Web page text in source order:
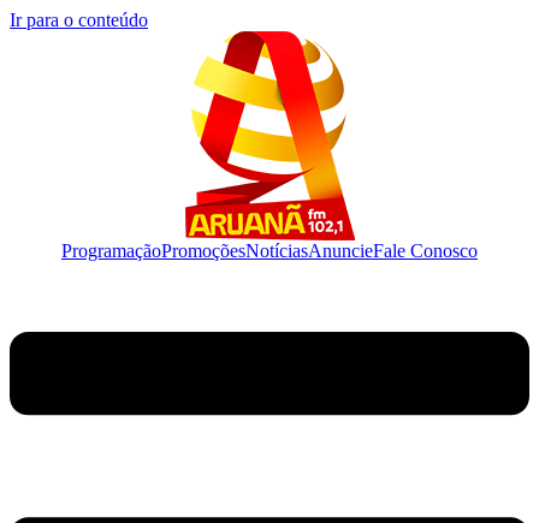
Ir para o conteúdo
ProgramaçãoPromoçõesNotíciasAnuncieFale Conosco